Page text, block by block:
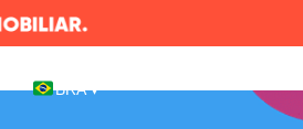
BRA ▾